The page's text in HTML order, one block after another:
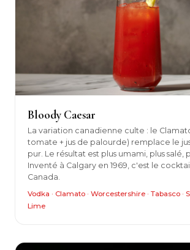
Bloody Caesar
La variation canadienne culte : le
tomate + jus de palourde) remplace le
pur. Le résultat est plus umami, plus salé,
Inventé à Calgary en 1969, c'est le
Canada.
Vodka · Clamato · Worcestershire · Tabasco ·
Lime